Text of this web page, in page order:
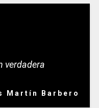
verdadera
Martín Barbero